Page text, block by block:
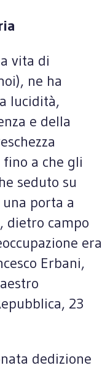
vita di
ne ha
lucidità,
e della
a che gli
seduto su
porta a
dietro campo
era
Erbani,
23
dedizione